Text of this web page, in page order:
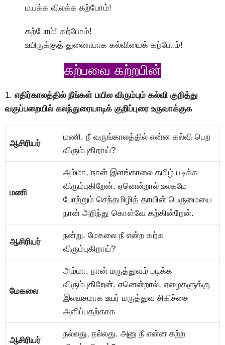
மயக்க விலக்க கற்போம்!
கற்போம்! கற்போம்!
உயிருக்குத் துணையாக கல்வியைக் கற்போம்!
கற்பவை கற்றபின்
1. எதிர்காலத்தில் நீங்கள் பயில விரும்பும் கல்வி குறித்து
வகுப்பறையில் கலந்துரையாடிக் குறிப்புரை உருவாக்குக
ஆசிரியர்
மணி, நீ வருங்காலத்தில் என்ன கல்வி பெற
விரும்புகிறாய்?
மணி
அம்மா, நான் இளங்காலை தமிழ் படிக்க
விரும்புகிறேன். ஏனென்றால் உலகமே
போற்றும் செந்தமிழித் தாயின் பெருமையை
நான் அறிந்து கொள்வே கற்கின்றேன்.
ஆசிரியர்
நன்று. மேகலை நீ என்ற கற்க
விரும்புகிறாய்?
மேகலை
அம்மா, நான் மருத்துவம் படிக்க
விரும்புகிறேன். எனென்றால், ஏழைகளுக்கு
இலவசமாக உயர் மருத்துவ சிகிச்சை
அளிப்பதற்காக
ஆசிரியர்
நல்லது, நல்லது. அனு நீ என்ன கற்ற